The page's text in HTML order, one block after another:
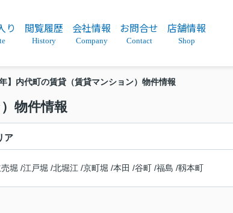
り 閲覧履歴
History
会社情報
Company
お問合せ
Contact
店舗情報
Shop
年】内代町の賃貸（賃貸マンション）物件情報
物件情報
ア
堀 /江戸堀 /北堀江 /京町堀 /本田 /谷町 /福島 /靱本町